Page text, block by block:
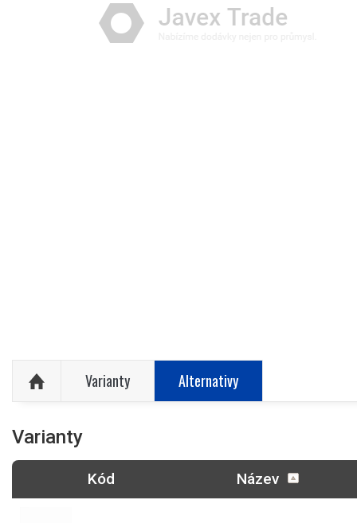
Varianty Alternativy
Varianty
Kód Název